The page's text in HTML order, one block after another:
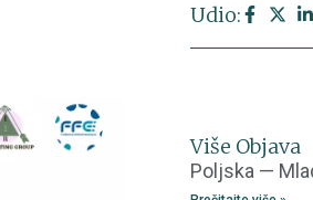
Udio:
Više Objava
Poljska —